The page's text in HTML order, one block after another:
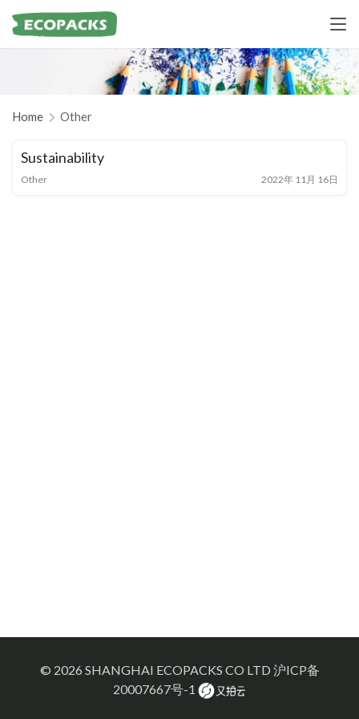
Home Other
Sustainability
Other 2022年 11月 16日
© 2026 SHANGHAI ECOPACKS CO LTD 沪ICP备
20007667号-1